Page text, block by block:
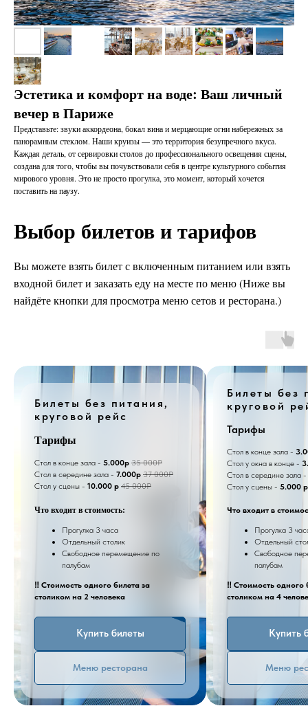
Эстетика и комфорт на воде: Ваш личный
вечер в Париже
Представьте: звуки аккордеона, бокал вина и мерцающие огни набережных за
панорамным стеклом. Наши круизы — это территория безупречного вкуса.
Каждая деталь, от сервировки столов до профессионального освещения сцены,
создана для того, чтобы вы почувствовали себя в центре культурного события
мирового уровня. Это не просто прогулка, это момент, который хочется
поставить на паузу.
Выбор билетов и тарифов
Вы можете взять билет с включенным питанием или взять
входной билет и заказать еду на месте по меню (Ниже вы
найдёте кнопки для просмотра меню сетов и ресторана.)
Билеты без питания,
круговой рейс
Тарифы
Стол в конце зала - 5.000р 35 000Р
Стол в середине зала - 7.000р 37 000Р
Стол у сцены - 10.000 р 45 000Р
Что входит в стоимость:
Прогулка 3 часа
Отдельный столик
Свободное перемещение по
палубам
‼️ Стоимость одного билета за
столиком на 2 человека
Купить билеты
Меню ресторана
Билеты без
круговой
Тарифы
Стол в конце зала -
Стол у окна в конце -
Стол в середине зала -
Стол у сцены - 5.000 р
Что входит в
Прогулка 3
Отдельный
Свободное
палубам
‼️ Стоимость одного
столиком на 4
Купить
Меню